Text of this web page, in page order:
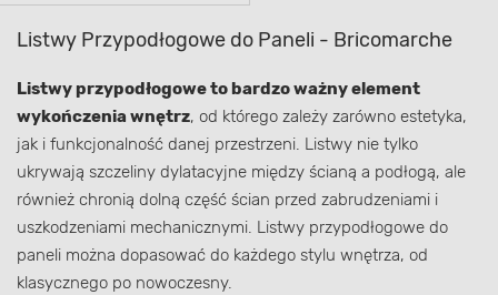
Listwy Przypodłogowe do Paneli - Bricomarche
Listwy przypodłogowe to bardzo ważny element
wykończenia wnętrz, od którego zależy zarówno estetyka,
jak i funkcjonalność danej przestrzeni. Listwy nie tylko
ukrywają szczeliny dylatacyjne między ścianą a podłogą, ale
również chronią dolną część ścian przed zabrudzeniami i
uszkodzeniami mechanicznymi. Listwy przypodłogowe do
paneli można dopasować do każdego stylu wnętrza, od
klasycznego po nowoczesny.